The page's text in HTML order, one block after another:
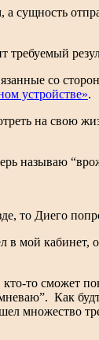
сущность
требуемый
со
устройстве».
на свою
называю
то Диего
мой кабинет,
то сможет
Как
множество